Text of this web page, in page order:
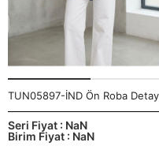
Birim Fiyat : NaN
Seri Fiyat : NaN